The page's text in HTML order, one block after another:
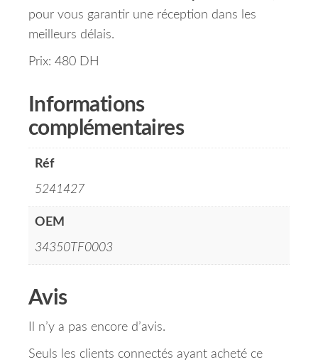
pour vous garantir une réception dans les
meilleurs délais.
Prix: 480 DH
Informations
complémentaires
Réf
5241427
OEM
34350TF0003
Avis
Il n’y a pas encore d’avis.
Seuls les clients connectés ayant acheté ce